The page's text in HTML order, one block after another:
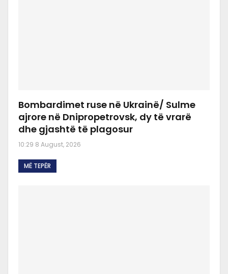
Bombardimet ruse në Ukrainë/ Sulme
ajrore në Dnipropetrovsk, dy të vrarë
dhe gjashtë të plagosur
10:29 8 August, 2026
MË TEPËR